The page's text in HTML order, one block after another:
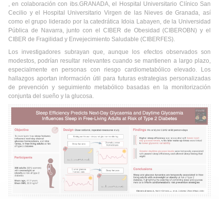
, en colaboración con ibs.GRANADA, el Hospital Universitario Clínico San
Cecilio y el Hospital Universitario Virgen de las Nieves de Granada, así
como el grupo liderado por la catedrática Idoia Labayen, de la Universidad
Pública de Navarra, junto con el CIBER de Obesidad (CIBEROBN) y el
CIBER de Fragilidad y Envejecimiento Saludable (CIBERFES).
Los investigadores subrayan que, aunque los efectos observados son
modestos, podrían resultar relevantes cuando se mantienen a largo plazo,
especialmente en personas con riesgo cardiometabólico elevado. Los
hallazgos aportan información útil para futuras estrategias personalizadas
de prevención y seguimiento metabólico basadas en la monitorización
conjunta del sueño y la glucosa.